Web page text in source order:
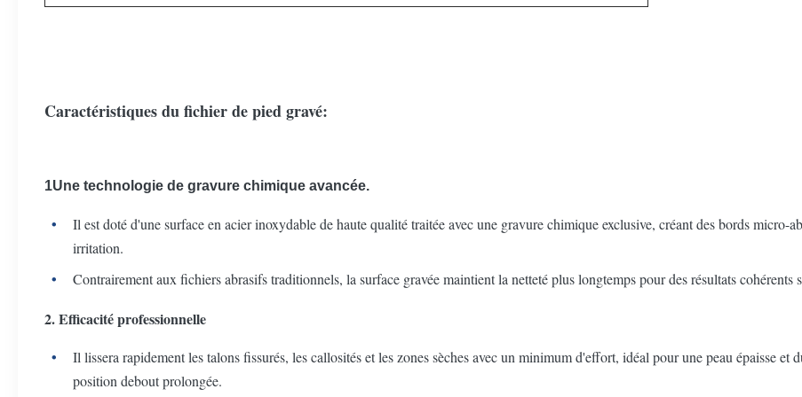
Caractéristiques du fichier de pied gravé:
1Une technologie de gravure chimique avancée.
Il est doté d'une surface en acier inoxydable de haute qualité traitée avec une gravure chimique exclusive, créant des bords micro-
irritation.
Contrairement aux fichiers abrasifs traditionnels, la surface gravée maintient la netteté plus longtemps pour des résultats cohérents
2. Efficacité professionnelle
Il lissera rapidement les talons fissurés, les callosités et les zones sèches avec un minimum d'effort, idéal pour une peau épaisse
position debout prolongée.